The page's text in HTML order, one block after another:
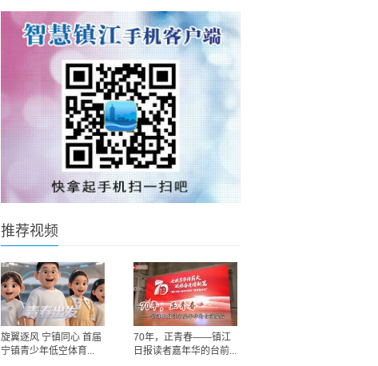
推荐视频
旋翼逐风 宁镇同心 首届
宁镇青少年低空体育...
70年，正青春——镇江
日报读者嘉年华的台前...